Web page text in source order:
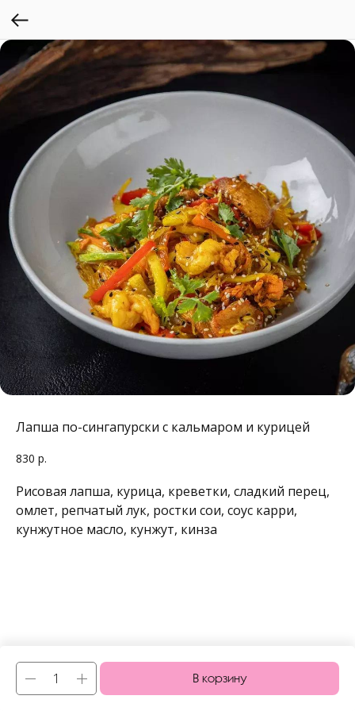
Лапша по-сингапурски с кальмаром и курицей
830 р.
В корзину
Рисовая лапша, курица, креветки, сладкий перец,
омлет, репчатый лук, ростки сои, соус карри,
кунжутное масло, кунжут, кинза